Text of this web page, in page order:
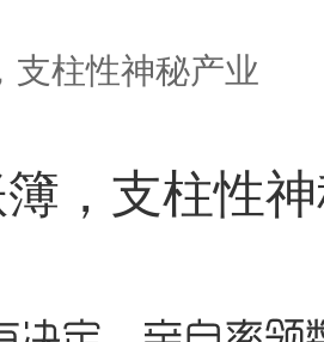
支柱性神秘产业
，支柱性